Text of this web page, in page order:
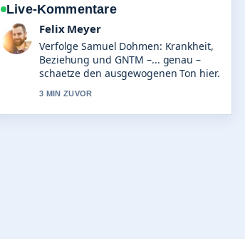
Live-Kommentare
Laura Becker
Hilfreicher Kontext zu Manuel Rubey:
Steckbrief, Karriere &#038; Familie.
Bitte haltet diesen Liveticker aktuell.
5 MIN ZUVOR